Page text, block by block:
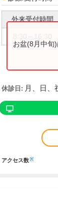
外来受付時間
お盆(8月中旬
休診日: 月、日、
アクセス数※